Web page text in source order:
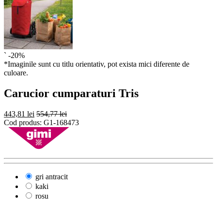
` -20%
*Imaginile sunt cu titlu orientativ, pot exista mici diferente de
culoare.
Carucior cumparaturi Tris
443,81 lei 554,77 lei
Cod produs: G1-168473
gri antracit
kaki
rosu